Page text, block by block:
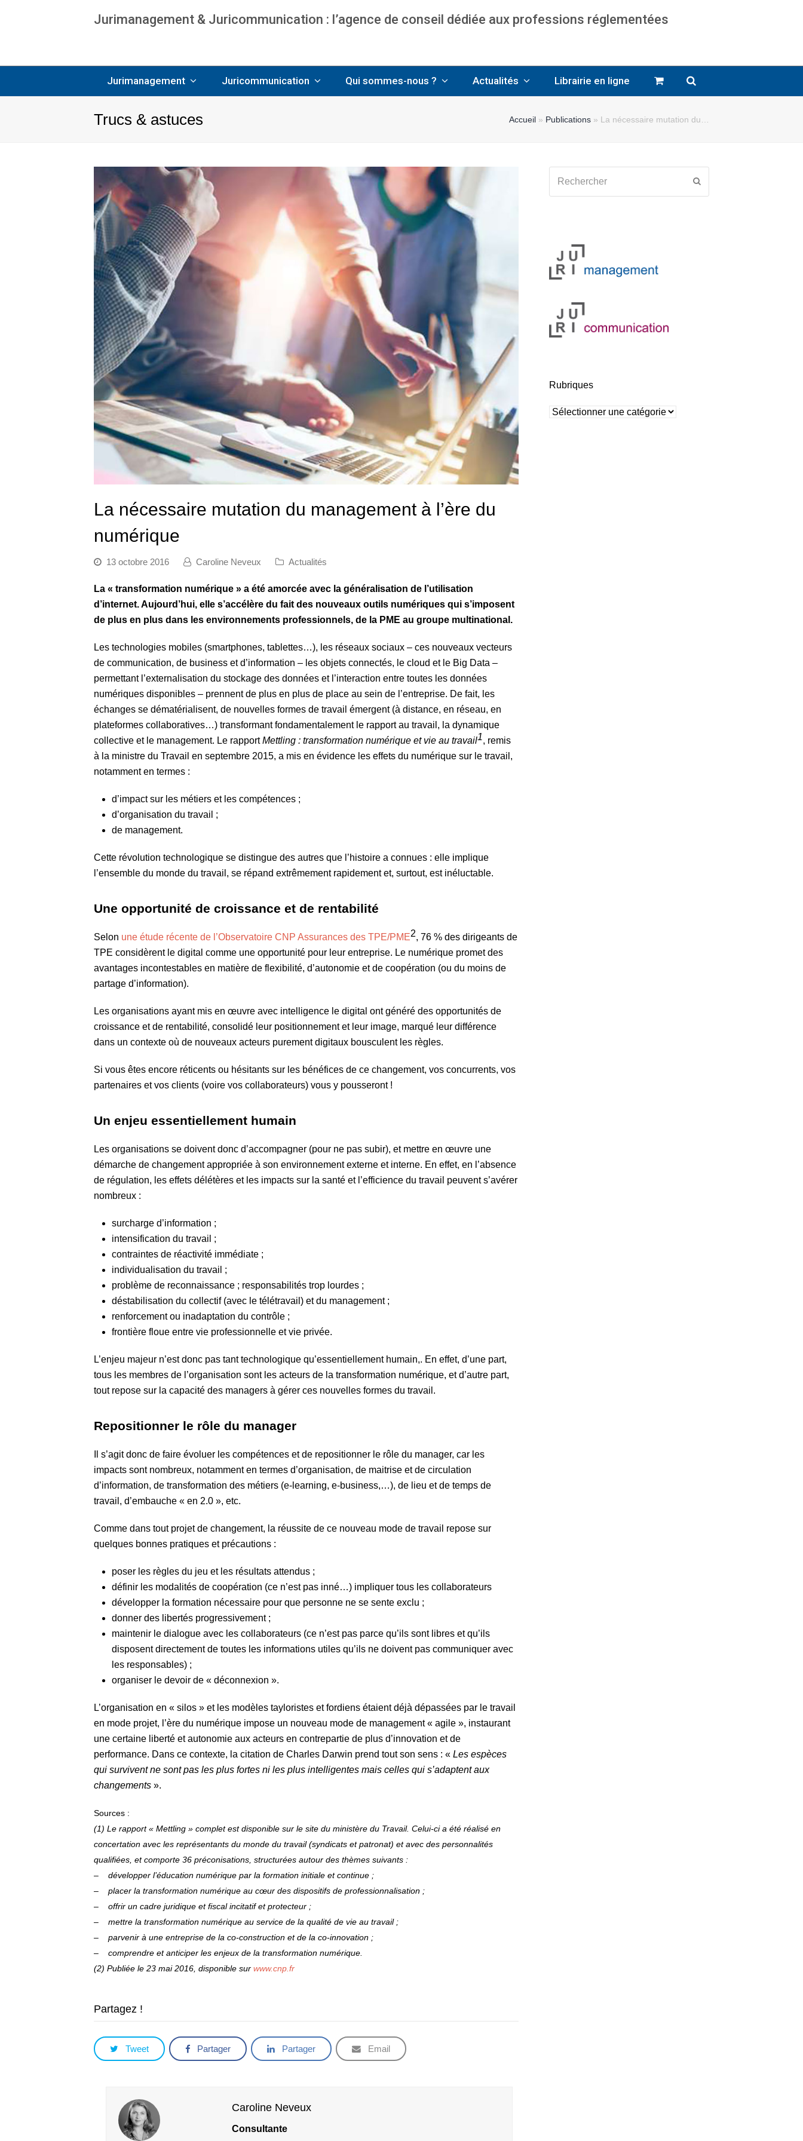
Jurimanagement & Juricommunication : l’agence de conseil dédiée aux professions réglementées
Jurimanagement Juricommunication Qui sommes-nous ? Actualités Librairie en ligne
Trucs & astuces Accueil » Publications » La nécessaire mutation du…
La nécessaire mutation du management à l’ère du
numérique
13 octobre 2016 Caroline Neveux Actualités
La « transformation numérique » a été amorcée avec la généralisation de l’utilisation
d’internet. Aujourd’hui, elle s’accélère du fait des nouveaux outils numériques qui s’imposent
de plus en plus dans les environnements professionnels, de la PME au groupe multinational.
Les technologies mobiles (smartphones, tablettes…), les réseaux sociaux – ces nouveaux vecteurs
de communication, de business et d’information – les objets connectés, le cloud et le Big Data –
permettant l’externalisation du stockage des données et l’interaction entre toutes les données
numériques disponibles – prennent de plus en plus de place au sein de l’entreprise. De fait, les
échanges se dématérialisent, de nouvelles formes de travail émergent (à distance, en réseau, en
plateformes collaboratives…) transformant fondamentalement le rapport au travail, la dynamique
collective et le management. Le rapportMettling : transformation numérique et vie au travail1, remis
à la ministre du Travail en septembre 2015, a mis en évidence les effets du numérique sur le travail,
notamment en termes :
d’impact sur les métiers et les compétences ;
d’organisation du travail ;
de management.
Cette révolution technologique se distingue des autres que l’histoire a connues : elle implique
l’ensemble du monde du travail, se répand extrêmement rapidement et, surtout, est inéluctable.
Une opportunité de croissance et de rentabilité
Selon une étude récente de l’Observatoire CNP Assurances des TPE/PME2, 76 % des dirigeants de
TPE considèrent le digital comme une opportunité pour leur entreprise. Le numérique promet des
avantages incontestables en matière de flexibilité, d’autonomie et de coopération (ou du moins de
partage d’information).
Les organisations ayant mis en œuvre avec intelligence le digital ont généré des opportunités de
croissance et de rentabilité, consolidé leur positionnement et leur image, marqué leur différence
dans un contexte où de nouveaux acteurs purement digitaux bousculent les règles.
Si vous êtes encore réticents ou hésitants sur les bénéfices de ce changement, vos concurrents, vos
partenaires et vos clients (voire vos collaborateurs) vous y pousseront !
Un enjeu essentiellement humain
Les organisations se doivent donc d’accompagner (pour ne pas subir), et mettre en œuvre une
démarche de changement appropriée à son environnement externe et interne. En effet, en l’absence
de régulation, les effets délétères et les impacts sur la santé et l’efficience du travail peuvent s’avérer
nombreux :
surcharge d’information ;
intensification du travail ;
contraintes de réactivité immédiate ;
individualisation du travail ;
problème de reconnaissance ; responsabilités trop lourdes ;
déstabilisation du collectif (avec le télétravail) et du management ;
renforcement ou inadaptation du contrôle ;
frontière floue entre vie professionnelle et vie privée.
L’enjeu majeur n’est donc pas tant technologique qu’essentiellement humain,. En effet, d’une part,
tous les membres de l’organisation sont les acteurs de la transformation numérique, et d’autre part,
tout repose sur la capacité des managers à gérer ces nouvelles formes du travail.
Repositionner le rôle du manager
Il s’agit donc de faire évoluer les compétences et de repositionner le rôle du manager, car les
impacts sont nombreux, notamment en termes d’organisation, de maitrise et de circulation
d’information, de transformation des métiers (e-learning, e-business,…), de lieu et de temps de
travail, d’embauche « en 2.0 », etc.
Comme dans tout projet de changement, la réussite de ce nouveau mode de travail repose sur
quelques bonnes pratiques et précautions :
poser les règles du jeu et les résultats attendus ;
définir les modalités de coopération (ce n’est pas inné…) impliquer tous les collaborateurs
développer la formation nécessaire pour que personne ne se sente exclu ;
donner des libertés progressivement ;
maintenir le dialogue avec les collaborateurs (ce n’est pas parce qu’ils sont libres et qu’ils
disposent directement de toutes les informations utiles qu’ils ne doivent pas communiquer avec
les responsables) ;
organiser le devoir de « déconnexion ».
L’organisation en « silos » et les modèles tayloristes et fordiens étaient déjà dépassées par le travail
en mode projet, l’ère du numérique impose un nouveau mode de management « agile », instaurant
une certaine liberté et autonomie aux acteurs en contrepartie de plus d’innovation et de
performance. Dans ce contexte, la citation de Charles Darwin prend tout son sens : « Les espèces
qui survivent ne sont pas les plus fortes ni les plus intelligentes mais celles qui s’adaptent aux
changements ».
Sources :
(1) Le rapport « Mettling » complet est disponible sur le site du ministère du Travail. Celui-ci a été réalisé en
concertation avec les représentants du monde du travail (syndicats et patronat) et avec des personnalités
qualifiées, et comporte 36 préconisations, structurées autour des thèmes suivants :
– développer l’éducation numérique par la formation initiale et continue ;
– placer la transformation numérique au cœur des dispositifs de professionnalisation ;
– offrir un cadre juridique et fiscal incitatif et protecteur ;
– mettre la transformation numérique au service de la qualité de vie au travail ;
– parvenir à une entreprise de la co-construction et de la co-innovation ;
– comprendre et anticiper les enjeux de la transformation numérique.
(2) Publiée le 23 mai 2016, disponible sur www.cnp.fr
Partagez !
Tweet Partager Partager Email
Caroline Neveux
Consultante
Rubriques
Rubriques